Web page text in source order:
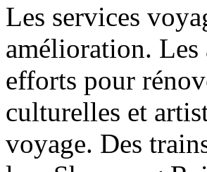
Les services
amélioration.
efforts pour
culturelles et
voyage. Des